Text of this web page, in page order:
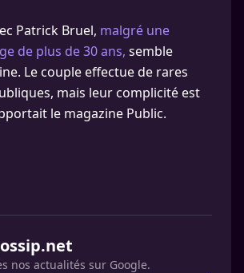
Patrick Bruel, malgré une
de plus de 30 ans, semble
Le couple effectue de rares
mais leur complicité est
le magazine Public.
nos actualités sur Google.